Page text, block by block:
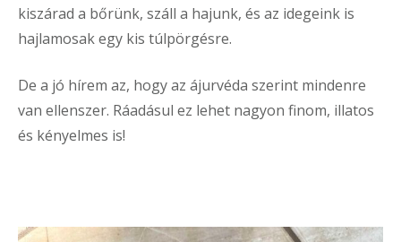
kiszárad a bőrünk, száll a hajunk, és az idegeink is
hajlamosak egy kis túlpörgésre.
De a jó hírem az, hogy az ájurvéda szerint mindenre
van ellenszer. Ráadásul ez lehet nagyon finom, illatos
és kényelmes is!